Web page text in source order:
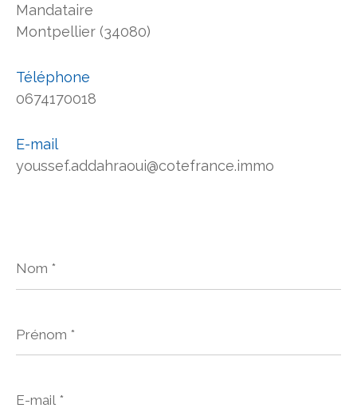
Mandataire
Montpellier (34080)
Téléphone
0674170018
E-mail
youssef.addahraoui@cotefrance.immo
*
*
mail